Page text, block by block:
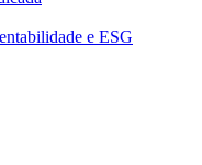
e ESG